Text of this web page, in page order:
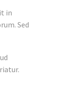
in
Sed